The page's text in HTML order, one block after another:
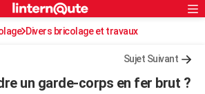
Rechercher
S'inscrire
Connexion
Divers bricolage et travaux
Sujet Suivant
un garde-corps en fer brut ?